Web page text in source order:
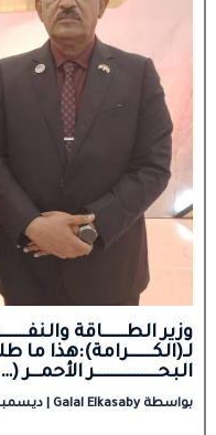
وزير الطـــــــاقة
لـ(الكـــــــرامة):هذا ما
البحـــــــــــــــــــر الأحمـــر
بواسطة Galal Elkasaby ديسمبر 5,